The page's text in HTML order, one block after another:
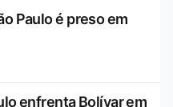
Paulo é preso em
enfrenta Bolívar em